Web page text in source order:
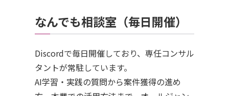
なんでも相談室（毎日開催）
Discordで毎日開催しており、専任コンサル
タントが常駐しています。
AI学習・実践の質問から案件獲得の進め